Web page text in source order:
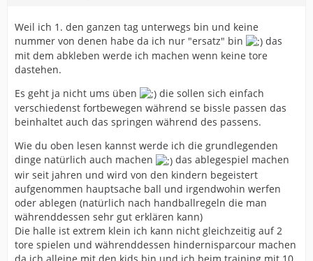
Weil ich 1. den ganzen tag unterwegs bin und keine
nummer von denen habe da ich nur "ersatz" bin
das
mit dem abkleben werde ich machen wenn keine tore
dastehen.
Es geht ja nicht ums üben
die sollen sich einfach
verschiedenst fortbewegen während se bissle passen das
beinhaltet auch das springen während des passens.
Wie du oben lesen kannst werde ich die grundlegenden
dinge natürlich auch machen
das ablegespiel machen
wir seit jahren und wird von den kindern begeistert
aufgenommen hauptsache ball und irgendwohin werfen
oder ablegen (natürlich nach handballregeln die man
währenddessen sehr gut erklären kann)
Die halle ist extrem klein ich kann nicht gleichzeitig auf 2
tore spielen und währenddessen hindernisparcour machen
da ich alleine mit den kids bin und ich beim training mit 10